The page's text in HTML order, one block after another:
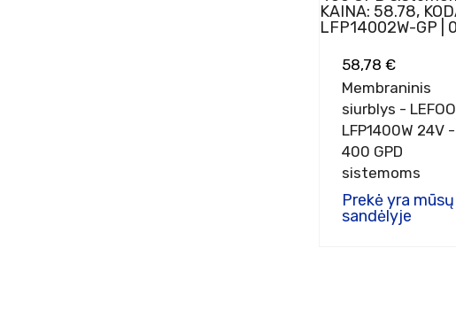
58,78 €
Membraninis
siurblys - LEFOO
LFP1400W 24V -
400 GPD
sistemoms
Prekė yra mūsų
sandėlyje